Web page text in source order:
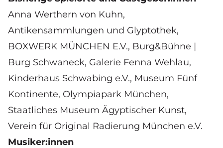
Anna Werthern von Kuhn,
Antikensammlungen und Glyptothek,
BOXWERK MÜNCHEN E.V., Burg&Bühne |
Burg Schwaneck, Galerie Fenna Wehlau,
Kinderhaus Schwabing e.V., Museum Fünf
Kontinente, Olympiapark München,
Staatliches Museum Ägyptischer Kunst,
Verein für Original Radierung München e.V.
Musiker:innen